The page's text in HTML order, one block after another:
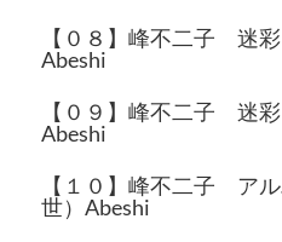
【０８】峰不二子 迷
Abeshi
【０９】峰不二子 迷
Abeshi
【１０】峰不二子 ア
世）Abeshi